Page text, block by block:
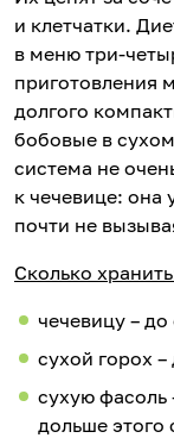
и клетчатки.
в меню три-
приготовления
долгого
бобовые в
система не
к чечевице: она
почти не
Сколько
чечевицу –
сухой горох –
сухую фасоль
дольше этого